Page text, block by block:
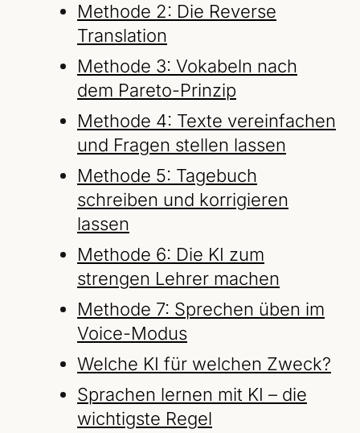
Methode 2: Die Reverse
Translation
Methode 3: Vokabeln nach
dem Pareto-Prinzip
Methode 4: Texte vereinfachen
und Fragen stellen lassen
Methode 5: Tagebuch
schreiben und korrigieren
lassen
Methode 6: Die KI zum
strengen Lehrer machen
Methode 7: Sprechen üben im
Voice-Modus
Welche KI für welchen Zweck?
Sprachen lernen mit KI – die
wichtigste Regel